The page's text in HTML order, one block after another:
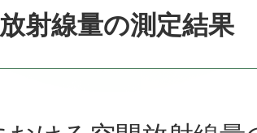
射線量の測定結果